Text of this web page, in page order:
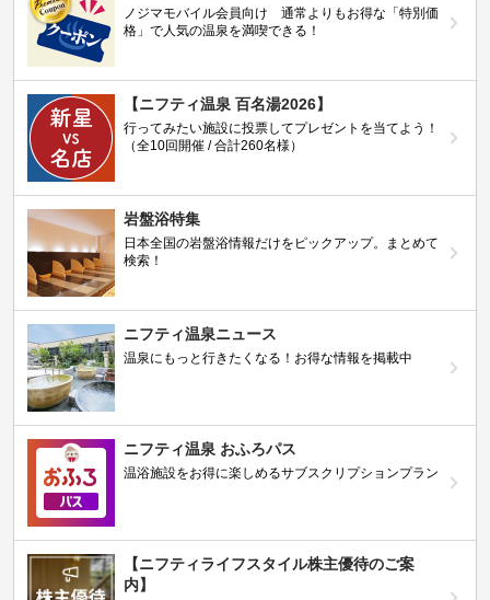
ノジマモバイル会員向け 通常よりもお得な「特別価
格」で人気の温泉を満喫できる！
【ニフティ温泉 百名湯2026】
行ってみたい施設に投票してプレゼントを当てよう！
（全10回開催 / 合計260名様）
岩盤浴特集
日本全国の岩盤浴情報だけをピックアップ。まとめて
検索！
ニフティ温泉ニュース
温泉にもっと行きたくなる！お得な情報を掲載中
ニフティ温泉 おふろパス
温浴施設をお得に楽しめるサブスクリプションプラン
【ニフティライフスタイル株主優待のご案
内】